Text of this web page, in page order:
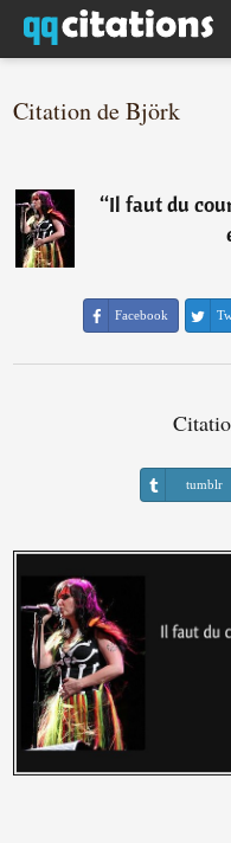
Citation de Björk
“Il faut du
Facebook
tumblr